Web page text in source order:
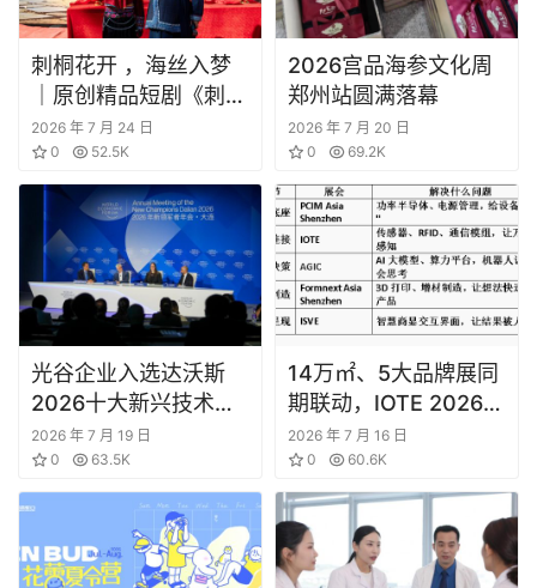
刺桐花开 ，海丝入梦
｜原创精品短剧《刺桐
花开》 正式开机！
2026 年 7 月 24 日
0
52.5K
2026宫品海参文化周
郑州站圆满落幕
2026 年 7 月 20 日
0
69.2K
光谷企业入选达沃斯
2026十大新兴技术：
零能耗降温，这项”黑
科技”来自武汉
2026 年 7 月 19 日
0
63.5K
14万㎡、5大品牌展同
期联动，IOTE 2026深
圳物联网展邀你一次看
完全产业链
2026 年 7 月 16 日
0
60.6K